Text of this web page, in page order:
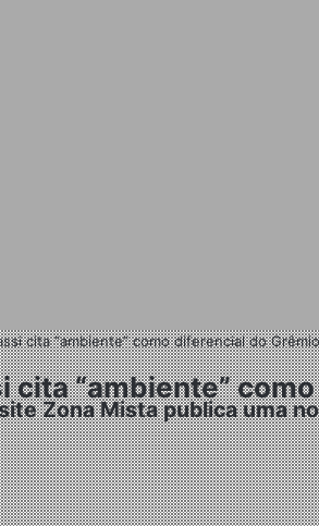
cita “ambiente” como diferencial do
cita “ambiente”
Zona Mista publica uma